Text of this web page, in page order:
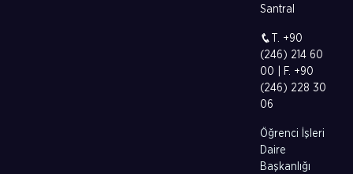
Santral
T. +90
(246) 214 60
00 | F. +90
(246) 228 30
06
Öğrenci İşleri
Daire
Başkanlığı